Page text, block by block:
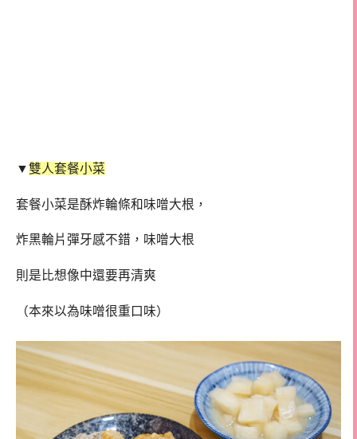
▼雙人套餐小菜
套餐小菜是酥炸輪條和味噌大根，
炸黑輪片彈牙感不錯，味噌大根
則是比想像中還要再清爽
（本來以為味噌很重口味）